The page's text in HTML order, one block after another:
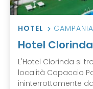
HOTEL CAMPANIA
Hotel
L'Hotel Clorinda si
località Capaccio
ininterrottamente